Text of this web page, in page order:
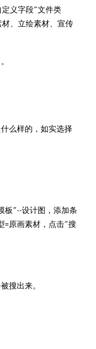
义字段“文件类
、立绘素材、宣传
么样的，如实选择
板”--设计图，添加条
=原画素材，点击“搜
搜出来。